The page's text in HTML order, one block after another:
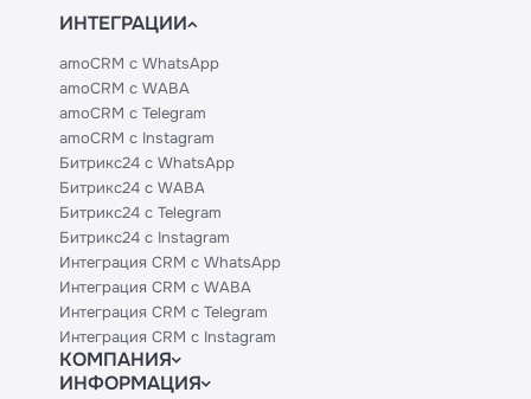
ИНТЕГРАЦИИ
amoCRM с WhatsApp
amoCRM с WABA
amoCRM с Telegram
amoCRM с Instagram
Битрикс24 с WhatsApp
Битрикс24 с WABA
Битрикс24 с Telegram
Битрикс24 с Instagram
Интеграция CRM с WhatsApp
Интеграция CRM с WABA
Интеграция CRM с Telegram
Интеграция CRM с Instagram
КОМПАНИЯ
Блог
ИНФОРМАЦИЯ